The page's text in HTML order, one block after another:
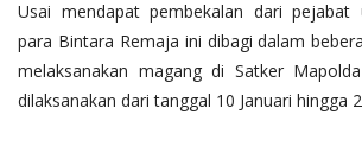
Usai mendapat pembekalan dari
para Bintara Remaja ini dibagi dalam
melaksanakan magang di Satker
dilaksanakan dari tanggal 10 Januari hingga